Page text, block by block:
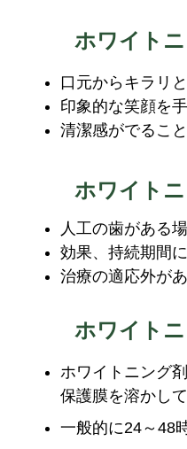
ホワイト
口元からキラリ
印象的な笑顔を
清潔感がでるこ
ホワイト
人工の歯がある
効果、持続期間
治療の適応外が
ホワイト
ホワイトニング
保護膜を溶かし
一般的に24～48